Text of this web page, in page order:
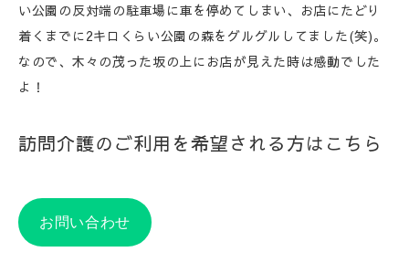
い公園の反対端の駐車場に車を停めてしまい、お店にたどり
着くまでに2キロくらい公園の森をグルグルしてました(笑)。
なので、木々の茂った坂の上にお店が見えた時は感動でした
よ！
訪問介護のご利用を希望される方はこちら
お問い合わせ